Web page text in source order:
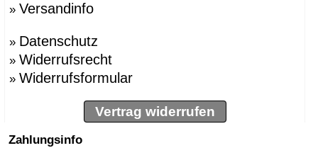
» Versandinfo
» Datenschutz
» Widerrufsrecht
» Widerrufsformular
Vertrag widerrufen
Zahlungsinfo